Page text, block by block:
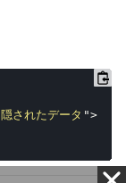
隠されたデータ ">